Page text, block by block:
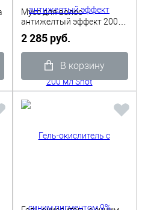
Мусс для волос
антижелтый эффект 200
2 285 руб.
В корзину